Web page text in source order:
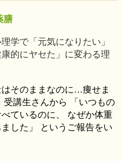
膳
学で「元気になりたい」
的にヤセた」に変わる理
そのままなのに…痩せま
受講生さんから 「いつもの
ているのに、 なぜか体重
した」 というご報告をい